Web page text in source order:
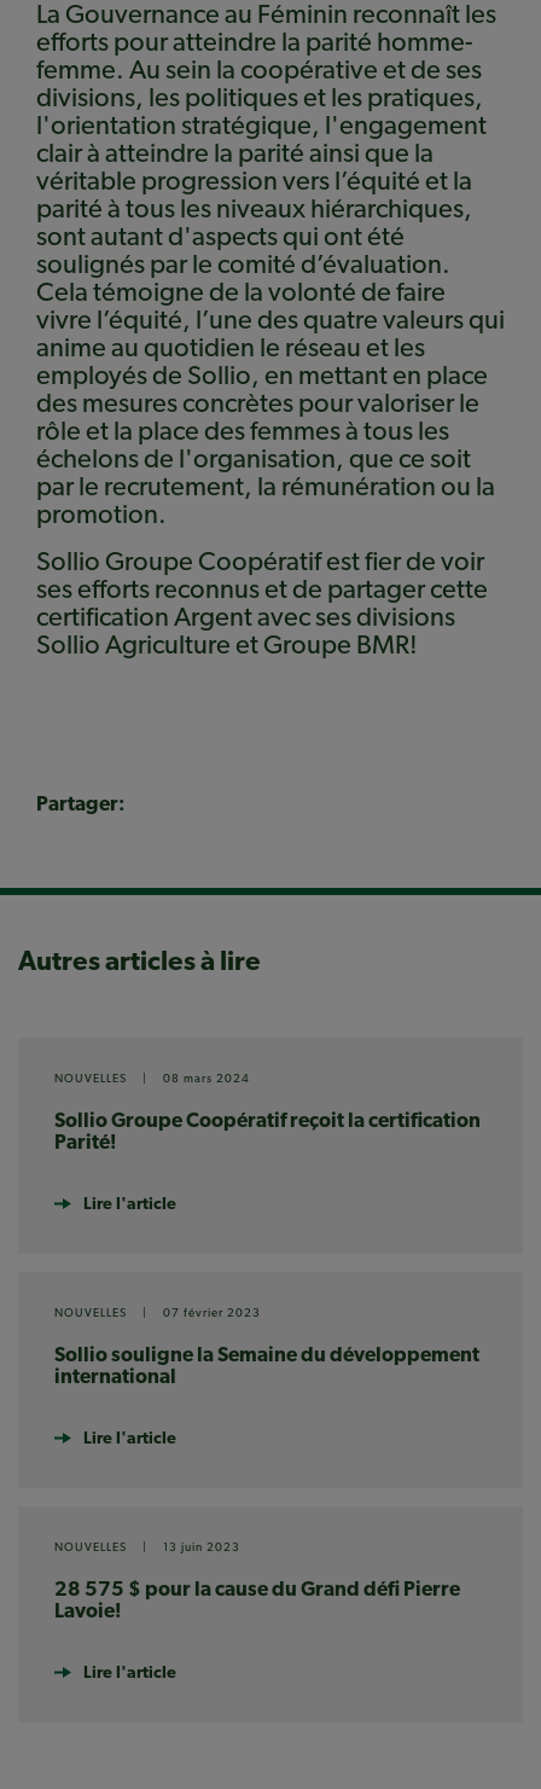
La Gouvernance au Féminin reconnaît les
efforts pour atteindre la parité homme-
femme. Au sein la coopérative et de ses
divisions, les politiques et les pratiques,
l'orientation stratégique, l'engagement
clair à atteindre la parité ainsi que la
véritable progression vers l’équité et la
parité à tous les niveaux hiérarchiques,
sont autant d'aspects qui ont été
soulignés par le comité d’évaluation.
Cela témoigne de la volonté de faire
vivre l’équité, l’une des quatre valeurs qui
anime au quotidien le réseau et les
employés de Sollio, en mettant en place
des mesures concrètes pour valoriser le
rôle et la place des femmes à tous les
échelons de l'organisation, que ce soit
par le recrutement, la rémunération ou la
promotion.
Sollio Groupe Coopératif est fier de voir
ses efforts reconnus et de partager cette
certification Argent avec ses divisions
Sollio Agriculture et Groupe BMR!
Partager:
Autres articles à lire
NOUVELLES 08 mars 2024
Sollio Groupe Coopératif reçoit la certification
Parité!
Lire l'article
NOUVELLES 07 février 2023
Sollio souligne la Semaine du développement
international
Lire l'article
NOUVELLES 13 juin 2023
28 575 $ pour la cause du Grand défi Pierre
Lavoie!
Lire l'article